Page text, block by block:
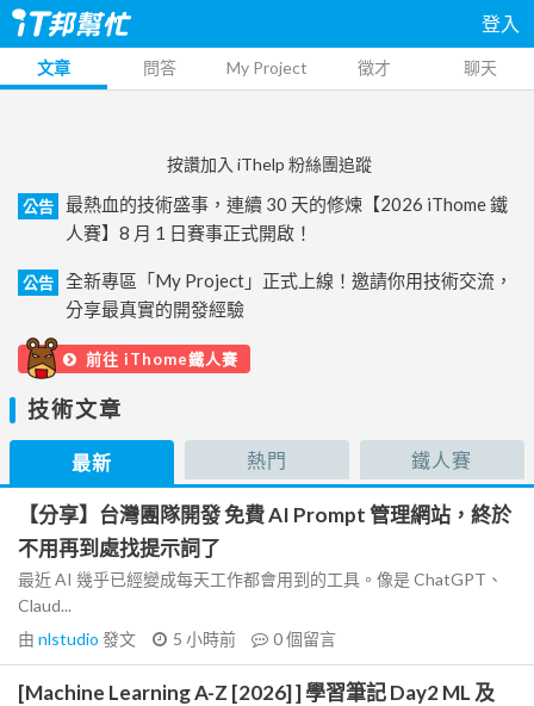
登入
文章 問答 My Project 徵才 聊天
按讚加入 iThelp 粉絲團追蹤
公告
最熱血的技術盛事，連續 30 天的修煉【2026 iThome 鐵
人賽】8 月 1 日賽事正式開啟！
公告
全新專區「My Project」正式上線！邀請你用技術交流，
分享最真實的開發經驗
前往 iThome鐵人賽
技術文章
最新 熱門 鐵人賽
【分享】台灣團隊開發 免費 AI Prompt 管理網站，終於
不用再到處找提示詞了
最近 AI 幾乎已經變成每天工作都會用到的工具。像是 ChatGPT、
Claud...
由 nlstudio 發文 5 小時前 0個留言
[Machine Learning A-Z [2026] ] 學習筆記 Day2 ML 及